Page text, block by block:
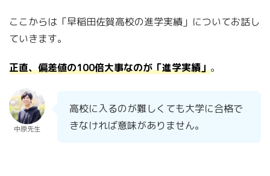
ここからは「早稲田佐賀高校の進学実績」についてお話し
ていきます。
正直、偏差値の100倍大事なのが「進学実績」。
中原先生
高校に入るのが難しくても大学に合格で
きなければ意味がありません。